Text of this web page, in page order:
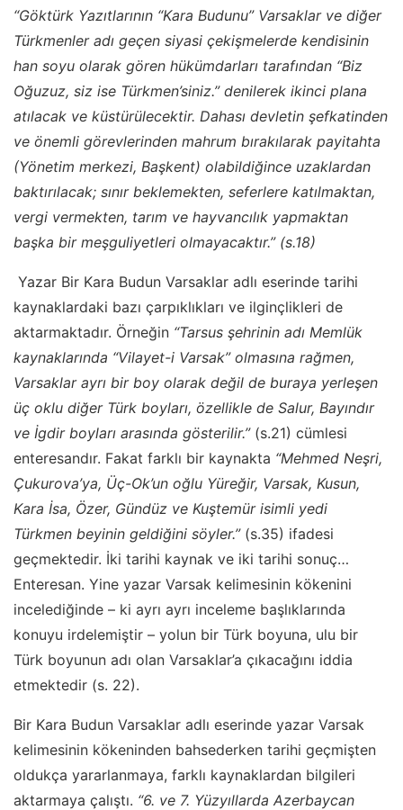
“Göktürk Yazıtlarının “Kara Budunu” Varsaklar ve diğer
Türkmenler adı geçen siyasi çekişmelerde kendisinin
han soyu olarak gören hükümdarları tarafından “Biz
Oğuzuz, siz ise Türkmen’siniz.” denilerek ikinci plana
atılacak ve küstürülecektir. Dahası devletin şefkatinden
ve önemli görevlerinden mahrum bırakılarak payitahta
(Yönetim merkezi, Başkent) olabildiğince uzaklardan
baktırılacak; sınır beklemekten, seferlere katılmaktan,
vergi vermekten, tarım ve hayvancılık yapmaktan
başka bir meşguliyetleri olmayacaktır.” (s.18)
Yazar Bir Kara Budun Varsaklar adlı eserinde tarihi
kaynaklardaki bazı çarpıklıkları ve ilginçlikleri de
aktarmaktadır. Örneğin “Tarsus şehrinin adı Memlük
kaynaklarında “Vilayet-i Varsak” olmasına rağmen,
Varsaklar ayrı bir boy olarak değil de buraya yerleşen
üç oklu diğer Türk boyları, özellikle de Salur, Bayındır
ve İgdir boyları arasında gösterilir.”(s.21) cümlesi
enteresandır. Fakat farklı bir kaynakta “Mehmed Neşri,
Çukurova’ya, Üç-Ok’un oğlu Yüreğir, Varsak, Kusun,
Kara İsa, Özer, Gündüz ve Kuştemür isimli yedi
Türkmen beyinin geldiğini söyler.”(s.35) ifadesi
geçmektedir. İki tarihi kaynak ve iki tarihi sonuç…
Enteresan. Yine yazar Varsak kelimesinin kökenini
incelediğinde – ki ayrı ayrı inceleme başlıklarında
konuyu irdelemiştir – yolun bir Türk boyuna, ulu bir
Türk boyunun adı olan Varsaklar’a çıkacağını iddia
etmektedir (s. 22).
Bir Kara Budun Varsaklar adlı eserinde yazar Varsak
kelimesinin kökeninden bahsederken tarihi geçmişten
oldukça yararlanmaya, farklı kaynaklardan bilgileri
aktarmaya çalıştı. “6. ve 7. Yüzyıllarda Azerbaycan